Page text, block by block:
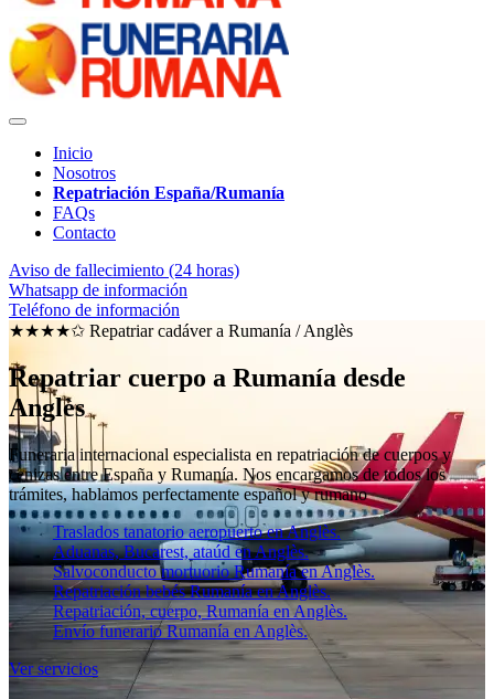
Inicio
Nosotros
Repatriación España/Rumanía
FAQs
Contacto
Aviso de fallecimiento (24 horas)
Whatsapp de información
Teléfono de información
★★★★✩ Repatriar cadáver a Rumanía /Anglès
Repatriar cuerpo a Rumanía desde
Anglès
Funeraria internacional especialista en repatriación de cuerpos y
cenizas entre España y Rumanía. Nos encargamos de todos los
trámites, hablamos perfectamente español y rumano
Traslados tanatorio aeropuerto en Anglès.
Aduanas, Bucarest, ataúd en Anglès.
Salvoconducto mortuorio Rumanía en Anglès.
Repatriación bebés Rumanía en Anglès.
Repatriación, cuerpo, Rumanía en Anglès.
Envío funerario Rumanía en Anglès.
Ver servicios